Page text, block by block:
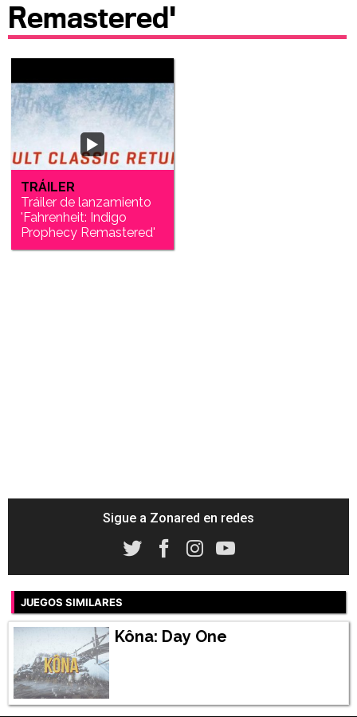
Remastered'
TRÁILER
Tráiler de lanzamiento
'Fahrenheit: Indigo
Prophecy Remastered'
Sigue a Zonared en redes
JUEGOS SIMILARES
Kôna: Day One